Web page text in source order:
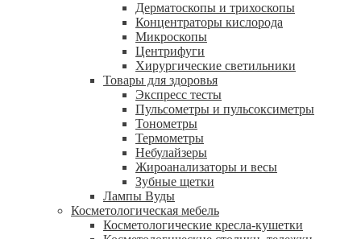
Дерматоскопы и трихоскопы
Концентраторы кислорода
Микроскопы
Центрифуги
Xирургические светильники
Товары для здоровья
Экспресс тесты
Пульсометры и пульсоксиметры
Тонометры
Термометры
Небулайзеры
Жироанализаторы и весы
Зубные щетки
Лампы Вуды
Косметологическая мебель
Косметологические кресла-кушетки